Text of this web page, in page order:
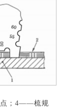
；4——梳规